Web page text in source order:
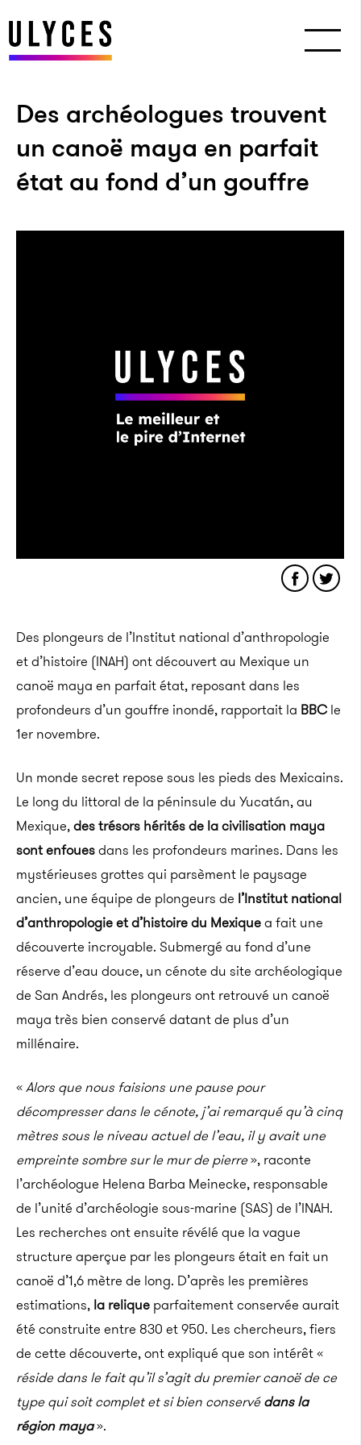
Des archéologues trouvent
un canoë maya en parfait
état au fond d’un gouffre
Des plongeurs de l’Institut national d’anthropologie
et d’histoire (INAH) ont découvert au Mexique un
canoë maya en parfait état, reposant dans les
profondeurs d’un gouffre inondé, rapportait la BBC le
1er novembre.
Un monde secret repose sous les pieds des Mexicains.
Le long du littoral de la péninsule du Yucatán, au
Mexique,des trésors hérités de la civilisation maya
sont enfouesdans les profondeurs marines. Dans les
mystérieuses grottes qui parsèment le paysage
ancien, une équipe de plongeurs de l’Institut national
d’anthropologie et d’histoire du Mexiquea fait une
découverte incroyable. Submergé au fond d’une
réserve d’eau douce, un cénote du site archéologique
de San Andrés, les plongeurs ont retrouvé un canoë
maya très bien conservé datant de plus d’un
millénaire.
«Alors que nous faisions une pause pour
décompresser dans lecénote, j’ai remarqué qu’à cinq
mètres sous le niveau actuel de l’eau, il y avait une
empreinte sombre sur le mur de pierre», raconte
l’archéologue Helena Barba Meinecke, responsable
de l’unité d’archéologie sous-marine (SAS) de l’INAH.
Les recherches ont ensuite révélé que la vague
structure aperçue par les plongeurs était en fait un
canoë d’1,6 mètre de long. D’après les premières
estimations, la relique parfaitement conservée aurait
été construite entre 830 et 950. Les chercheurs, fiers
de cette découverte, ont expliqué que son intérêt «
réside dans le fait qu’il s’agit du premier canoë de ce
type qui soit complet et si bien conservédans la
région maya».